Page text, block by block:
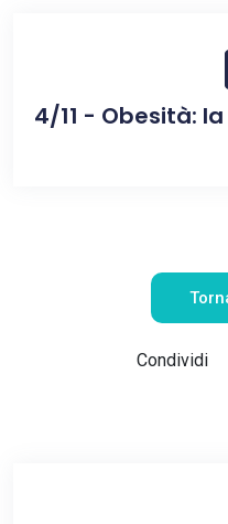
4/11 - Obesità:
Condividi